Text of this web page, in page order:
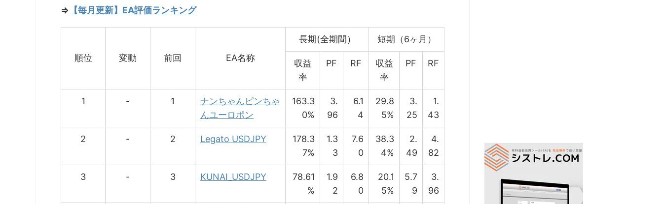
⇒ 【毎月更新】EA評価ランキング
順位 変動 前回 EA名称
長期(全期間） 短期（6ヶ月）
収益
率
PF RF
収益
率
PF RF
1 - 1
ナンちゃんピンちゃ
んユーロポン
163.3
0%
3.
96
6.1
4
29.8
5%
3.
25
1.
43
2 - 2 Legato USDJPY
178.3
7%
1.3
3
7.6
0
38.3
4%
2.
49
4.
82
3 - 3 KUNAI_USDJPY
78.61
%
1.9
2
6.8
0
20.1
5%
5.7
9
3.
96